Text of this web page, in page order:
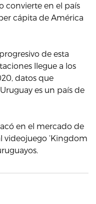
convierte en el país
cápita de América
de esta
llegue a los
datos que
es un país de
en el mercado de
videojuego ‘Kingdom